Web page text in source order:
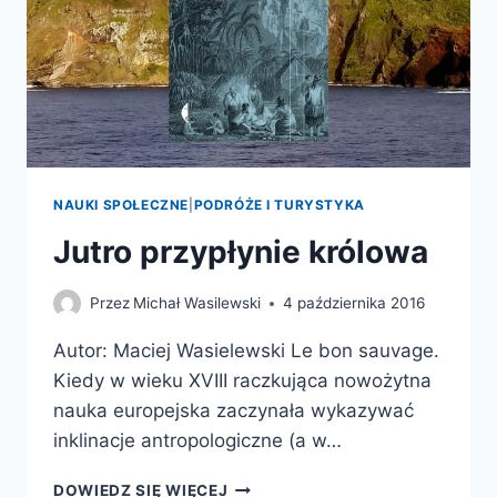
NAUKI SPOŁECZNE PODRÓŻE I TURYSTYKA
Jutro przypłynie królowa
Przez Michał Wasilewski 4 października 2016
Autor: Maciej Wasielewski Le bon sauvage.
Kiedy w wieku XVIII raczkująca nowożytna
nauka europejska zaczynała wykazywać
inklinacje antropologiczne (a w…
DOWIEDZ SIĘ WIĘCEJ JUTRO